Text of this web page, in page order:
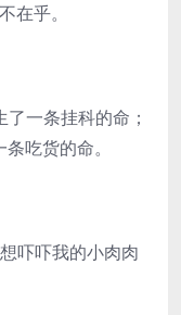
在乎。
一条挂科的命；
吃货的命。
吓吓我的小肉肉